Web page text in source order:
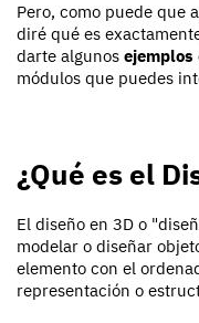
Pero, como puede que
diré qué es
darte algunos ejemplos
módulos que puedes
¿Qué es el
El diseño en 3D o
modelar o diseñar
elemento con el
representación o